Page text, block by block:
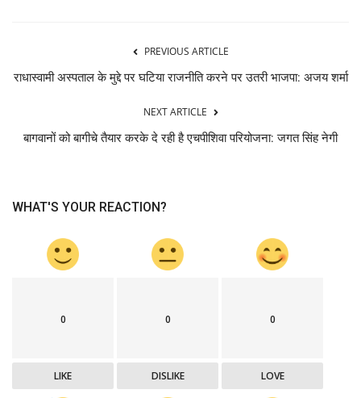
PREVIOUS ARTICLE
राधास्वामी अस्पताल के मुद्दे पर घटिया राजनीति करने पर उतरी भाजपा: अजय शर्मा
NEXT ARTICLE
बागवानों को बागीचे तैयार करके दे रही है एचपीशिवा परियोजना: जगत सिंह नेगी
WHAT'S YOUR REACTION?
0
LIKE
0
DISLIKE
0
LOVE